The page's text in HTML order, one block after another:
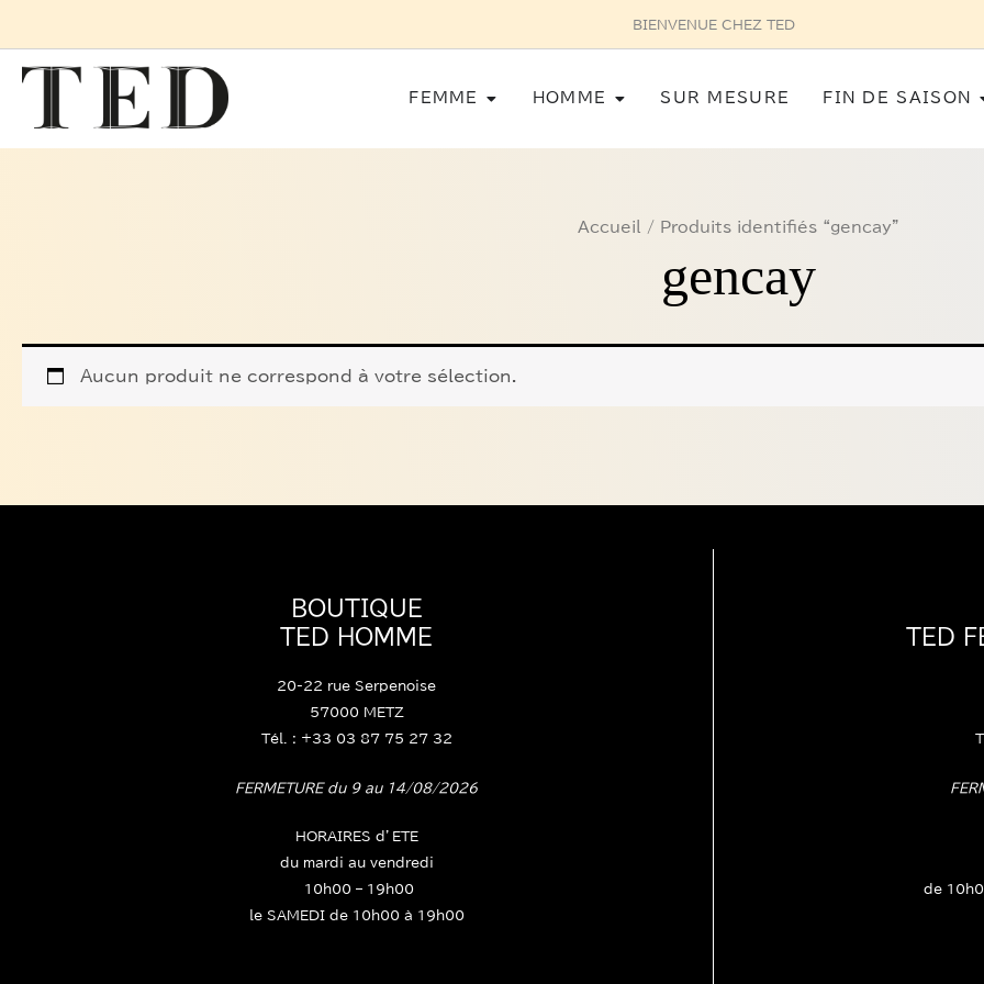
contenu
BIENVENUE CHEZ TED
FEMME Ouvrir Femme
HOMME Ouvrir Homme
SUR MESURE FIN DE SAISON
Accueil / Produits identifiés “gencay”
gencay
Aucun produit ne correspond à votre sélection.
BOUTIQUE
TED HOMME
20-22 rue Serpenoise
57000 METZ
Tél. : +33 03 87 75 27 32
FERMETURE du 9 au 14/08/2026
HORAIRES d’ETE
du mardi au vendredi
10h00 – 19h00
le SAMEDI de 10h00 à 19h00
TED
de